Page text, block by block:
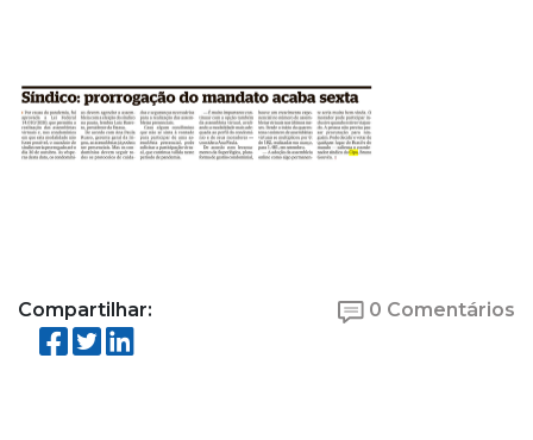
Compartilhar: 0 Comentários